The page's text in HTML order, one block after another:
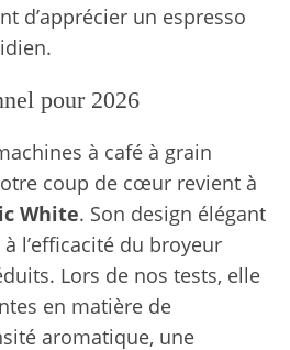
d’apprécier un espresso
pour 2026
à café à grain
coup de cœur revient à
White. Son design élégant
l’efficacité du broyeur
Lors de nos tests, elle
en matière de
aromatique, une